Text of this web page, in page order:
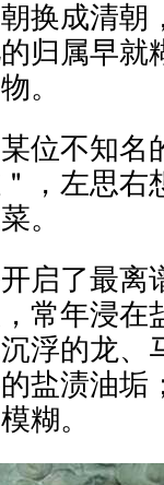
换成清朝
归属早就
。
位不知名
，左思右
。
开启了最
常年浸在
浮的龙、
盐渍油垢
糊。